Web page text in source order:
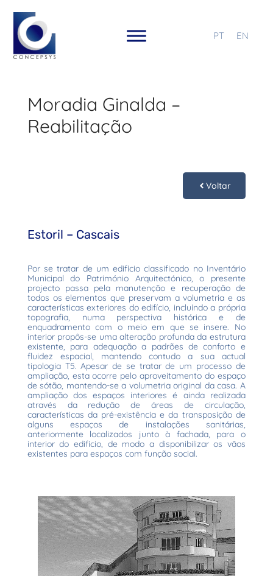
PT EN
Moradia Ginalda –
Reabilitação
Voltar
Estoril – Cascais
Por se tratar de um edifício classificado no Inventário
Municipal do Património Arquitectónico, o presente
projecto passa pela manutenção e recuperação de
todos os elementos que preservam a volumetria e as
características exteriores do edifício, incluíndo a própria
topografia, numa perspectiva histórica e de
enquadramento com o meio em que se insere. No
interior propôs-se uma alteração profunda da estrutura
existente, para adequação a padrões de conforto e
fluidez espacial, mantendo contudo a sua actual
tipologia T5. Apesar de se tratar de um processo de
ampliação, esta ocorre pelo aproveitamento do espaço
de sótão, mantendo-se a volumetria original da casa. A
ampliação dos espaços interiores é ainda realizada
através da redução de áreas de circulação,
características da pré-existência e da transposição de
alguns espaços de instalações sanitárias,
anteriormente localizados junto à fachada, para o
interior do edifício, de modo a disponibilizar os vãos
existentes para espaços com função social.